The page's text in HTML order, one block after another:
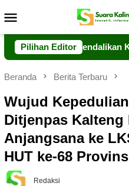
ke
Mobile
Pilihan Editor
Kendalikan Karhutla
Beranda Berita Terbaru
Wujud
Ditjenpas Kalteng
Anjangsana ke
HUT ke-68
Redaksi